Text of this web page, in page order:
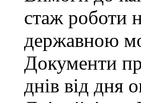
стаж роботи
державною
Документи
днів від дня